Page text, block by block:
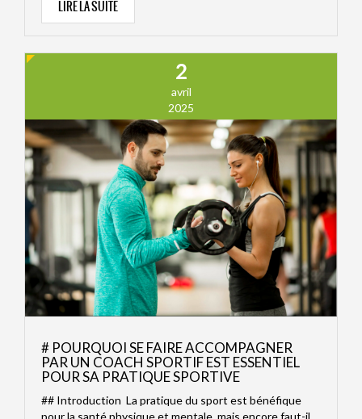
LIRE LA SUITE
2
avril
2025
# POURQUOI SE FAIRE ACCOMPAGNER
PAR UN COACH SPORTIF EST ESSENTIEL
POUR SA PRATIQUE SPORTIVE
## Introduction La pratique du sport est bénéfique